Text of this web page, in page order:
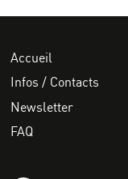
Accueil
Infos / Contacts
Newsletter
FAQ